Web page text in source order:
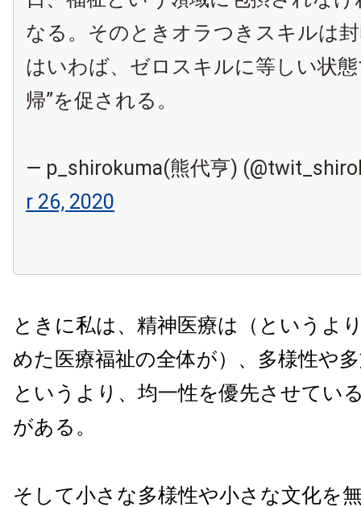
なる。そのときオラつきスキルは
はいわば、ゼロスキルに等しい状態
帰”を促される。
— p_shirokuma(熊代亨)
r 26, 2020
ときに私は、精神医療は（というよ
めた医療福祉の全体が）、多様性や
というより、均一性を優先させてい
がある。
そして小さな多様性や小さな文化を